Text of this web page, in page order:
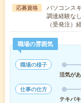
応募資格
パソコンス
調達経験な
（受発注
職場の雰囲気
職場の様子
活気が
仕事の仕方
テキパキ